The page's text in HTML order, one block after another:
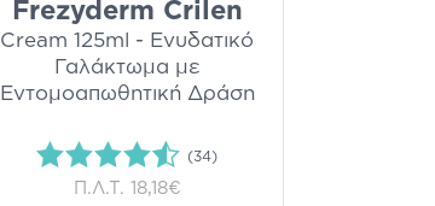
Frezyderm Crilen
Cream 125ml - Ενυδατικό
Γαλάκτωμα με
Εντομοαπωθητική Δράση
(34)
Π.Λ.Τ. 18,18€